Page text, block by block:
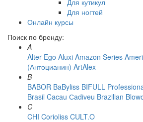
Для кутикул
Для ногтей
Онлайн курсы
Поиск по бренду:
A
Alter Ego Aluxi Amazon Series
(Антоцианин) ArtAlex
B
BABOR BaByliss BIFULL
Brasil Cacau Сadiveu Brazilian
C
CHI Corioliss CULT.O